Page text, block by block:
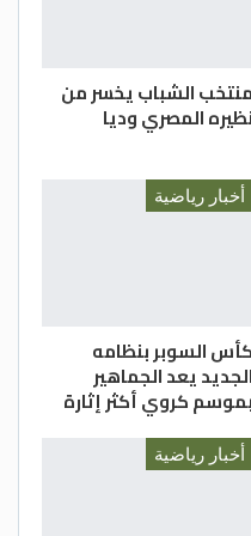
منتخب الشباب يخسر من
نظيره المصري وديا
أخبار رياضية
كأس السوبر بنظامه
الجديد يعد الجماهير
بموسم كروي أكثر إثارة
أخبار رياضية